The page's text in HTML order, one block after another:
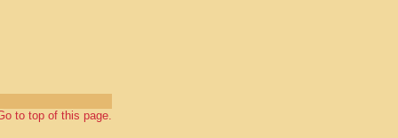
to top of this page.